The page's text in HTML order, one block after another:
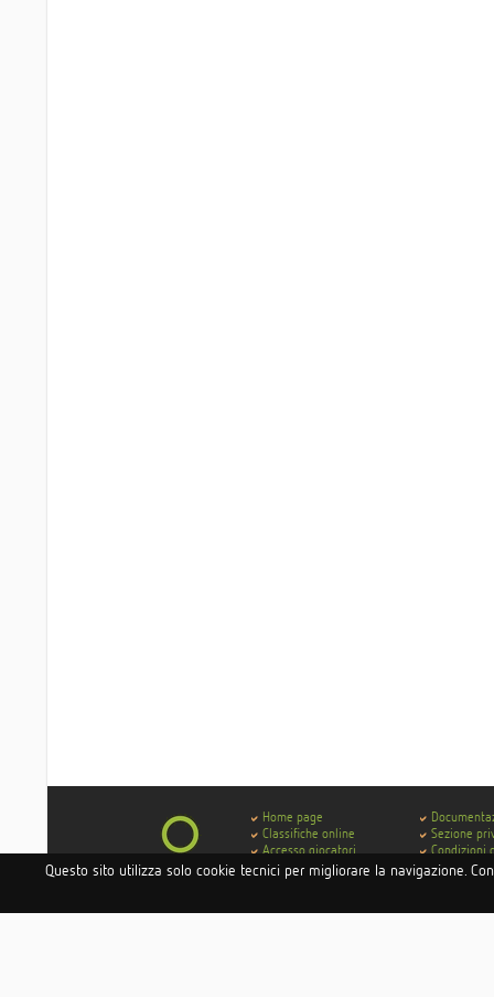
Questo sito utilizza solo cookie tecnici per migliorare la navigazione.
Home page
Classifiche online
Accesso giocatori
Accesso hotel e istituti
Accesso circoli
Sezione
Condizioni
Contatti